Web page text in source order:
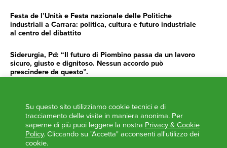
Festa de l’Unità e Festa nazionale delle Politiche
industriali a Carrara: politica, cultura e futuro industriale
al centro del dibattito
Siderurgia, Pd: “Il futuro di Piombino passa da un lavoro
sicuro, giusto e dignitoso. Nessun accordo può
prescindere da questo”.
impegno e determinazione delle istituzioni”
AGENDA
‘ANCORA UNA VOLTA LA TOSCANA TRACCIA LA
Su questo sito utilizziamo cookie tecnici e di
tracciamento delle visite in maniera anonima. Per
saperne di più puoi leggere la nostra Privacy & Cookie
Policy. Cliccando su "Accetta" acconsenti all'utilizzo dei
cookie.